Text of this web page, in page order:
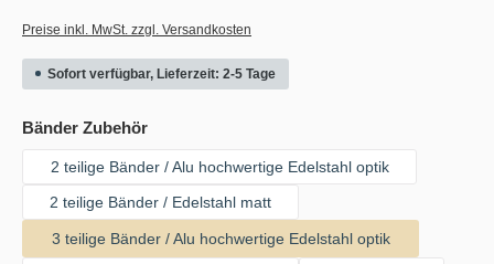
Preise inkl. MwSt. zzgl. Versandkosten
Sofort verfügbar, Lieferzeit: 2-5 Tage
Bänder Zubehörauswählen
2 teilige Bänder / Alu hochwertige Edelstahl optik
2 teilige Bänder / Edelstahl matt
3 teilige Bänder / Alu hochwertige Edelstahl optik